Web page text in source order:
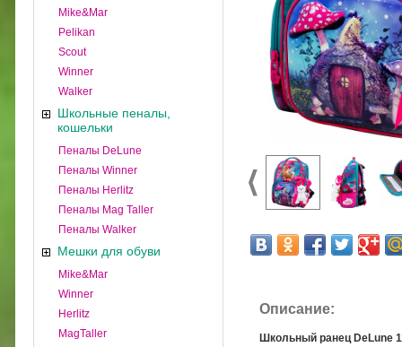
Mike&Mar
Pelikan
Scout
Winner
Walker
Школьные пеналы,
кошельки
Пеналы DeLune
Пеналы Winner
Пеналы Herlitz
Пеналы Mag Taller
Пеналы Walker
Мешки для обуви
Mike&Mar
Winner
Herlitz
MagTaller
Описание:
Школьный ранец DeLune